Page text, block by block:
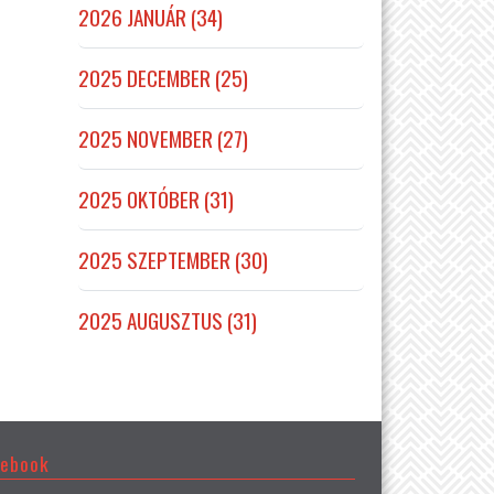
2026 JANUÁR (34)
2025 DECEMBER (25)
2025 NOVEMBER (27)
2025 OKTÓBER (31)
2025 SZEPTEMBER (30)
2025 AUGUSZTUS (31)